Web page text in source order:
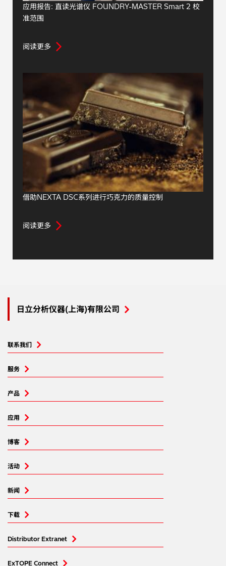
应用报告: 直读光谱仪 FOUNDRY-MASTER Smart 2 校
准范围
阅读更多
借助NEXTA DSC系列进行巧克力的质量控制
阅读更多
日立分析仪器(上海)有限公司
联系我们
服务
产品
应用
博客
活动
新闻
下载
Distributor Extranet
ExTOPE Connect